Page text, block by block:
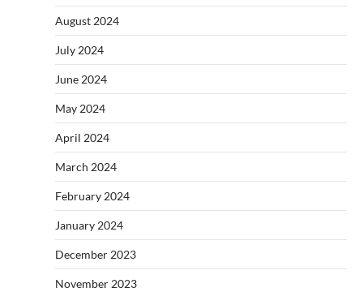
August 2024
July 2024
June 2024
May 2024
April 2024
March 2024
February 2024
January 2024
December 2023
November 2023